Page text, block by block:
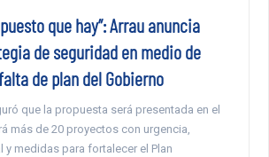
que hay”: Arrau anuncia
de seguridad en medio de
de plan del Gobierno
que la propuesta será presentada en el
más de 20 proyectos con urgencia,
y medidas para fortalecer el Plan